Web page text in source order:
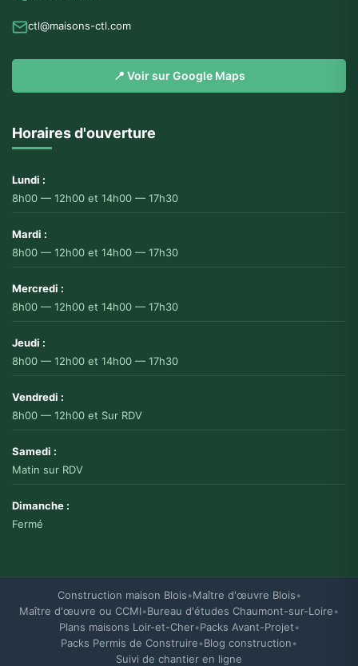
ctl@maisons-ctl.com
📍 Voir sur Google Maps
Horaires d'ouverture
Lundi :
8h00 — 12h00 et 14h00 — 17h30
Mardi :
8h00 — 12h00 et 14h00 — 17h30
Mercredi :
8h00 — 12h00 et 14h00 — 17h30
Jeudi :
8h00 — 12h00 et 14h00 — 17h30
Vendredi :
8h00 — 12h00 et Sur RDV
Samedi :
Matin sur RDV
Dimanche :
Fermé
Construction maison Blois•Maître d'œuvre Blois•
Maître d'œuvre ou CCMI•Bureau d'études Chaumont-sur-Loire•
Plans maisons Loir-et-Cher•Packs Avant-Projet•
Packs Permis de Construire•Blog construction•
Suivi de chantier en ligne
Ces cookies nous aident à comprendre
Analytics). Ils nous permettent d'améliorer
visitées et le comportement des utilisateurs.